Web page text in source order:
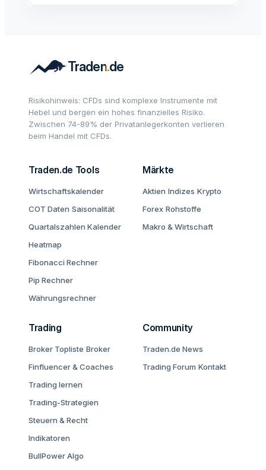
Risikohinweis: CFDs sind komplexe Instrumente mit
Hebel und bergen ein hohes finanzielles Risiko.
Zwischen 74-89% der Privatanlegerkonten verlieren
beim Handel mit CFDs.
Traden.de Tools
Wirtschaftskalender
COT Daten Saisonalität
Quartalszahlen Kalender
Heatmap
Fibonacci Rechner
Pip Rechner
Währungsrechner
Märkte
Aktien Indizes Krypto
Forex Rohstoffe
Makro & Wirtschaft
Trading
Broker Topliste Broker
Finfluencer & Coaches
Trading lernen
Trading-Strategien
Steuern & Recht
Indikatoren
BullPower Algo
Community
Traden.de News
Trading Forum Kontakt